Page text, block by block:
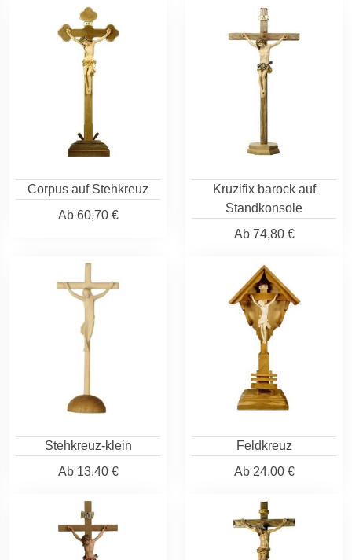
Corpus auf Stehkreuz
Ab60,70 €
Kruzifix barock auf
Standkonsole
Ab74,80 €
Stehkreuz-klein
Ab13,40 €
Feldkreuz
Ab24,00 €